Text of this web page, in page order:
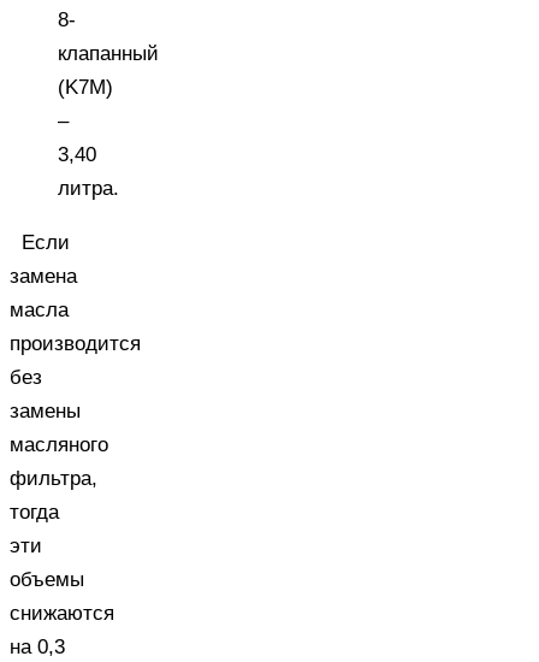
8-
клапанный
(K7M)
–
3,40
литра.
Если
замена
масла
производится
без
замены
масляного
фильтра,
тогда
эти
объемы
снижаются
на 0,3